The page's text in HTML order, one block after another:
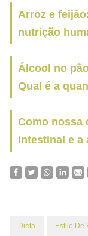
Arroz e
nutrição
Álcool no
Qual é a
Como nossa
intestinal e a
Dieta Estilo De